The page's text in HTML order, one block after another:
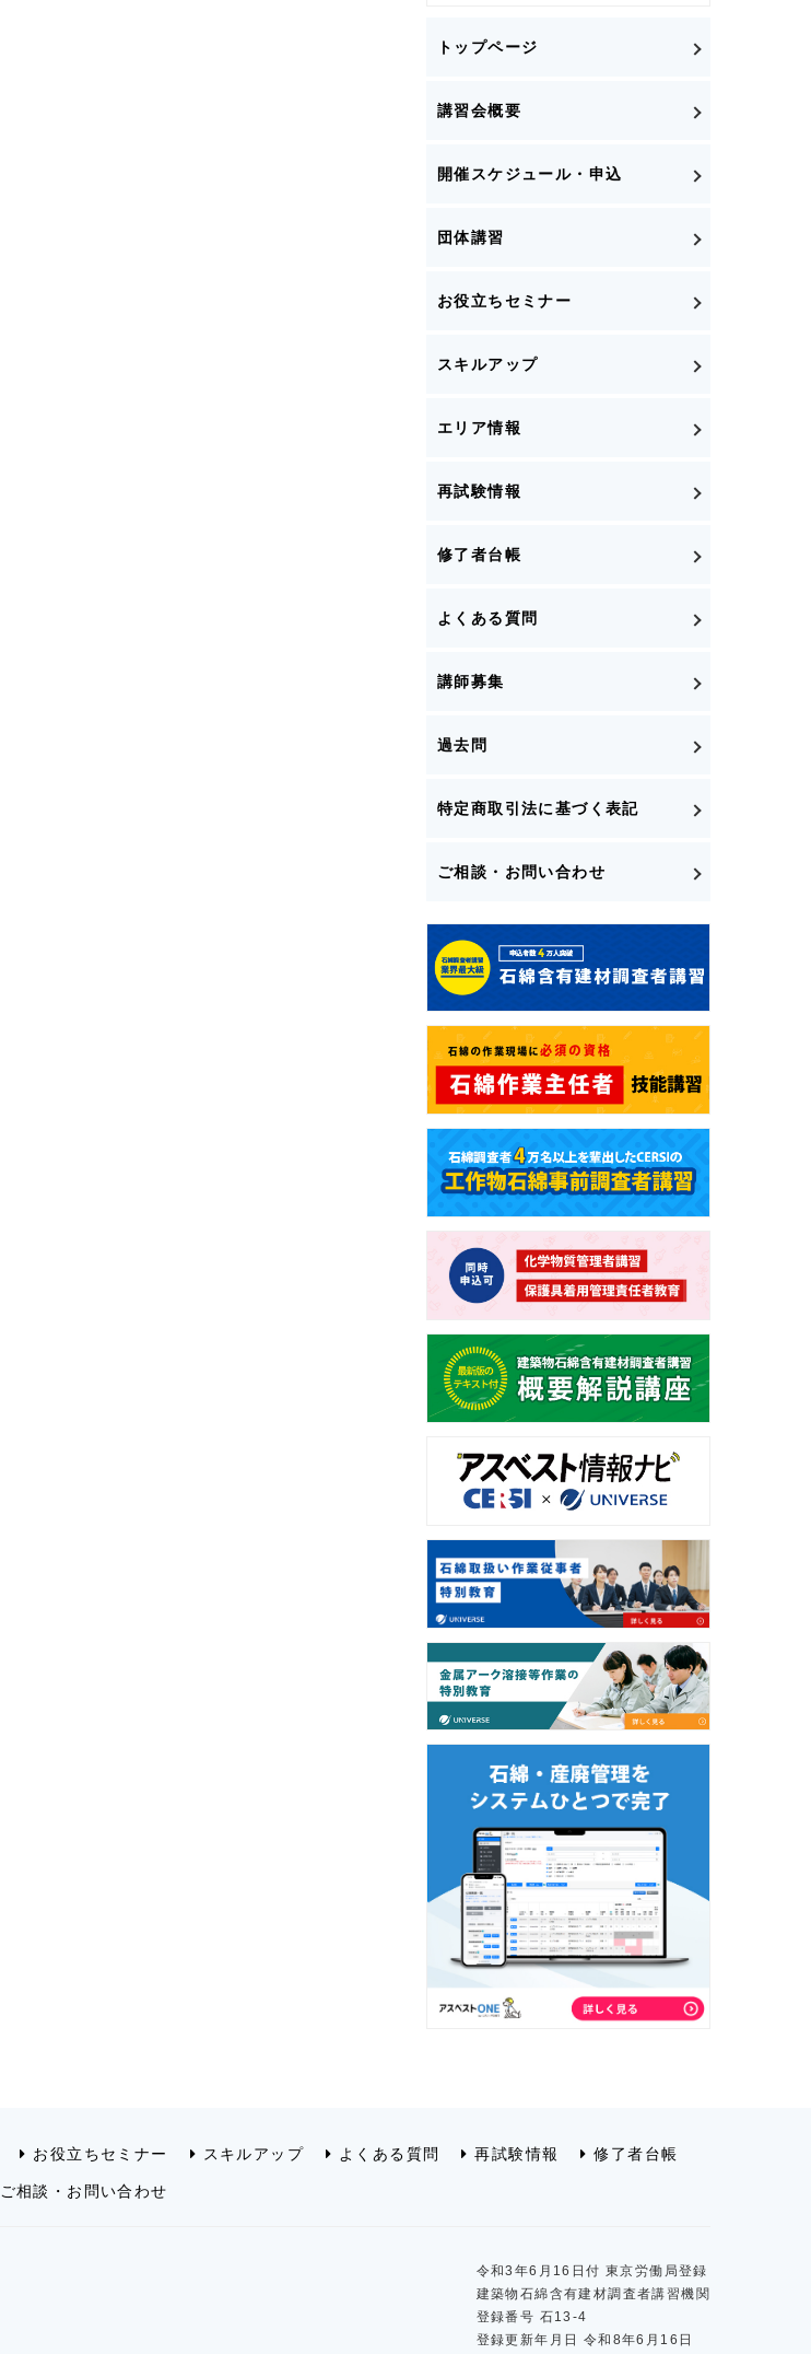
トップページ
講習会概要
開催スケジュール・申込
団体講習
お役立ちセミナー
スキルアップ
エリア情報
再試験情報
修了者台帳
よくある質問
講師募集
過去問
特定商取引法に基づく表記
ご相談・お問い合わせ
お役立ちセミナー スキルアップ よくある質問 再試験情報 修了者台帳
ご相談・お問い合わせ
令和3年6月16日付 東京労働局登録
建築物石綿含有建材調査者講習機関
登録番号 石13-4
登録更新年月日 令和8年6月16日